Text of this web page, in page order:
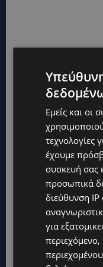
Hot this week
UPDATES
ΛΑΡΝΑΚΑ:
σκύλων –
Εμείς και οι
τεχνολογίες
έχουμε
συσκευή σας
προσωπικά
διεύθυνση
για